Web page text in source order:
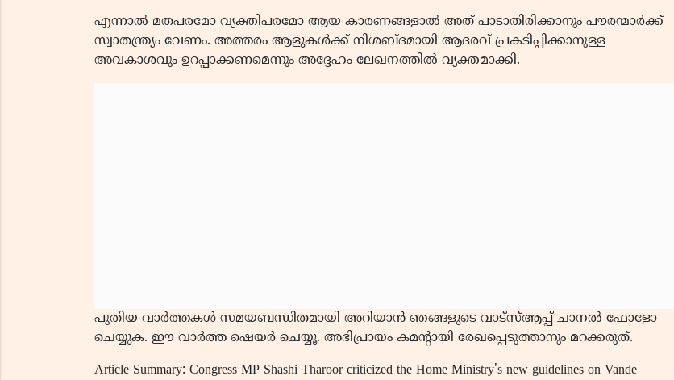
എന്നാൽ മതപരമോ വ്യക്തിപരമോ ആയ കാരണങ്ങളാൽ അത് പാടാതിരിക്കാനും പൗരന്മാർക്ക്
സ്വാതന്ത്ര്യം വേണം. അത്തരം ആളുകൾക്ക് നിശബ്ദമായി ആദരവ് പ്രകടിപ്പിക്കാനുള്ള
അവകാശവും ഉറപ്പാക്കണമെന്നും അദ്ദേഹം ലേഖനത്തിൽ വ്യക്തമാക്കി.
പുതിയ വാർത്തകൾ സമയബന്ധിതമായി അറിയാൻ ഞങ്ങളുടെ വാട്സ്ആപ്പ് ചാനൽ ഫോളോ
ചെയ്യുക. ഈ വാർത്ത ഷെയർ ചെയ്യൂ. അഭിപ്രായം കമന്റായി രേഖപ്പെടുത്താനും മറക്കരുത്.
Article Summary: Congress MP Shashi Tharoor criticized the Home Ministry's new guidelines on Vande